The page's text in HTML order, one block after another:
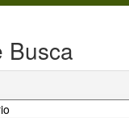
Busca